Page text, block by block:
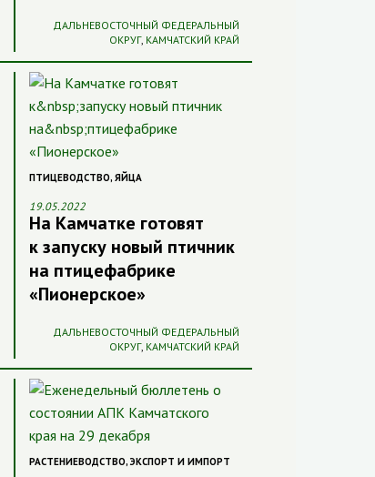
ДАЛЬНЕВОСТОЧНЫЙ ФЕДЕРАЛЬНЫЙ
ОКРУГ, КАМЧАТСКИЙ КРАЙ
ПТИЦЕВОДСТВО,ЯЙЦА
19.05.2022
На Камчатке готовят
к запуску новый птичник
на птицефабрике
«Пионерское»
ДАЛЬНЕВОСТОЧНЫЙ ФЕДЕРАЛЬНЫЙ
ОКРУГ, КАМЧАТСКИЙ КРАЙ
РАСТЕНИЕВОДСТВО,ЭКСПОРТ И ИМПОРТ